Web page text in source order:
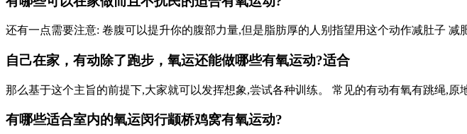
还有一点需要注意: 卷腹可以提升你的腹部力量,但是脂肪厚的人别指望用这个动作减肚子 减
自己在家，有动除了跑步，氧运还能做哪些有氧运动?适合
那么基于这个主旨的前提下,大家就可以发挥想象,尝试各种训练。 常见的有动有氧有跳绳,原
有哪些适合室内的氧运闵行颛桥鸡窝有氧运动?